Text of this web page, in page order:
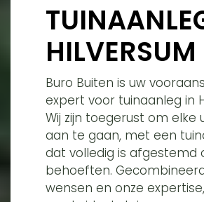
HILVERSUM
Buro Buiten is uw
expert voor tuinaanleg in
Wij zijn toegerust om elke
aan te gaan, met een
dat volledig is afgestemd
behoeften.
wensen en onze